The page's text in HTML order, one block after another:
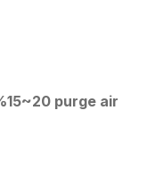
purge air